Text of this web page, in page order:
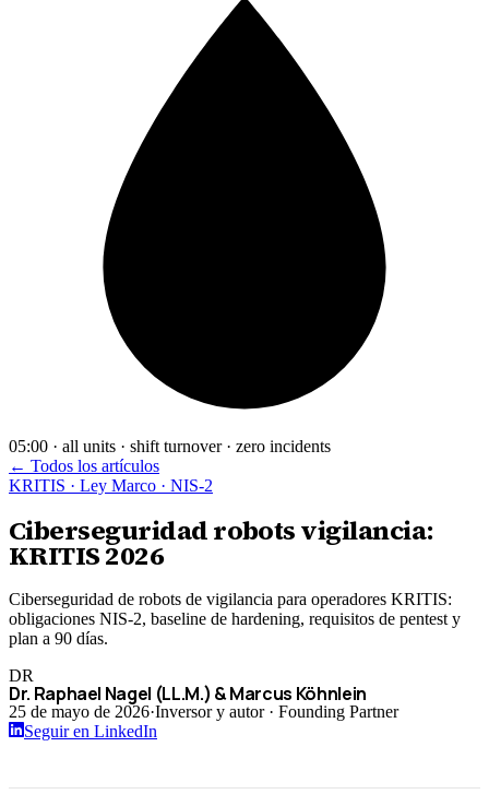
05:00 · all units · shift turnover · zero incidents
← Todos los artículos
KRITIS · Ley Marco · NIS-2
Ciberseguridad robots vigilancia:
KRITIS 2026
Ciberseguridad de robots de vigilancia para operadores KRITIS:
obligaciones NIS-2, baseline de hardening, requisitos de pentest y
plan a 90 días.
DR
Dr. Raphael Nagel (LL.M.) & Marcus Köhnlein
25 de mayo de 2026·Inversor y autor · Founding Partner
Seguir en LinkedIn